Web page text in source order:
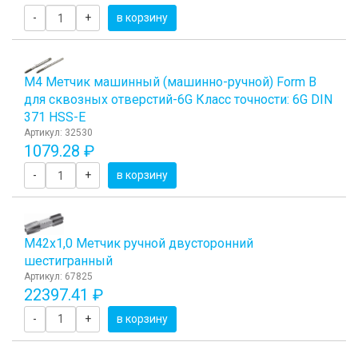
- + в корзину
М4 Метчик машинный (машинно-ручной) Form B
для сквозных отверстий-6G Класс точности: 6G DIN
371 HSS-E
Артикул: 32530
1079.28 ₽
- + в корзину
М42х1,0 Метчик ручной двусторонний
шестигранный
Артикул: 67825
22397.41 ₽
- + в корзину